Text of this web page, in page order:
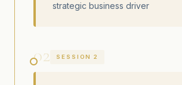
strategic business driver
02 SESSION 2